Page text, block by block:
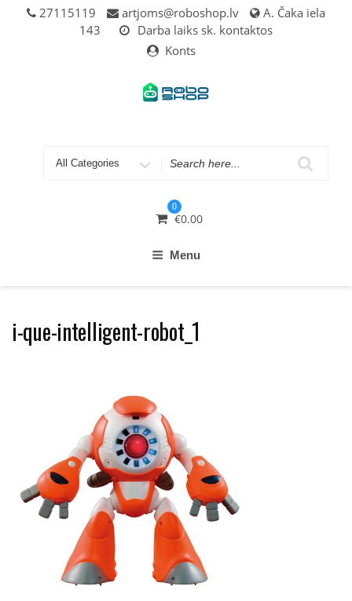
27115119 artjoms@roboshop.lv
A. Čaka iela
143
Darba laiks sk. kontaktos
Konts
Search
0
€0.00
Menu
i-que-intelligent-robot_1